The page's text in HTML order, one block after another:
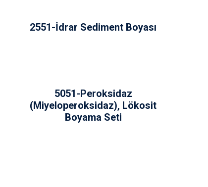
2551-İdrar Sediment Boyası
5051-Peroksidaz
(Miyeloperoksidaz), Lökosit
Boyama Seti